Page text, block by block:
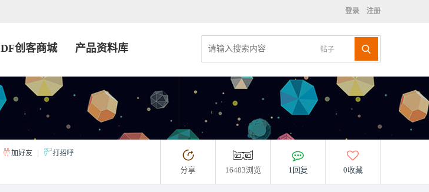
登录 注册
帖子
DF创客商城 产品资料库
加好友 打招呼
分享 16483浏览 1回复 0收藏